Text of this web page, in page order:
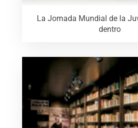
La Jornada Mundial de la
dentro